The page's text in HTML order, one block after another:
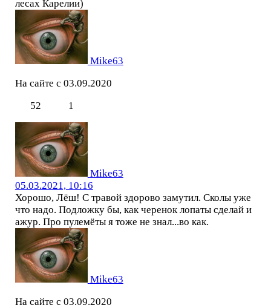
лесах Карелии)
Mike63
На сайте с 03.09.2020
52
1
Mike63
05.03.2021, 10:16
Хорошо, Лёш! С травой здорово замутил. Сколы уже
что надо. Подложку бы, как черенок лопаты сделай и
ажур. Про пулемёты я тоже не знал...во как.
Mike63
На сайте с 03.09.2020